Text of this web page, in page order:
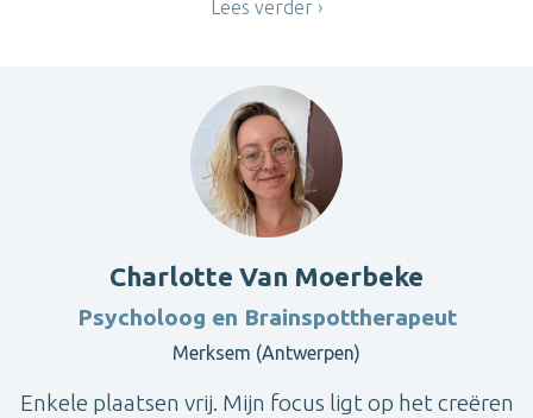
Lees verder
Charlotte Van Moerbeke
Psycholoog en Brainspottherapeut
Merksem (Antwerpen)
Enkele plaatsen vrij. Mijn focus ligt op het creëren